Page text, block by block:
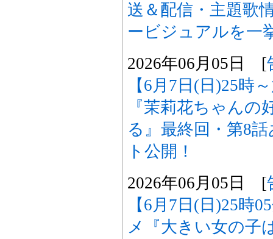
送＆配信・主題歌
ービジュアルを一
2026年06月05日 [
【6月7日(日)25時
『茉莉花ちゃん
る』最終回・第8
ト公開！
2026年06月05日 [
【6月7日(日)25時
メ『大きい女の子